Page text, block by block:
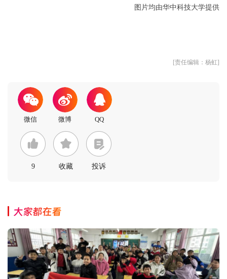
图片均由华中科技大学提供
[责任编辑：杨虹]
9 收藏 投诉
大家都在看